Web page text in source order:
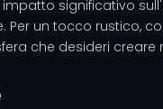
significativo
un tocco rustico,
che desideri creare